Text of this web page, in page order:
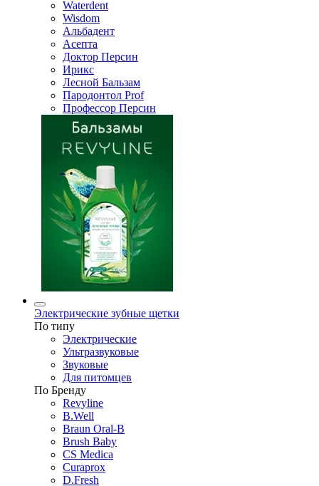
Waterdent
Wisdom
Альбадент
Асепта
Доктор Персин
Ирикс
Лесной Бальзам
Пародонтол Prof
Профессор Персин
Электрические зубные щетки
По типу
Электрические
Ультразвуковые
Звуковые
Для питомцев
По Бренду
Revyline
B.Well
Braun Oral-B
Brush Baby
CS Medica
Curaprox
D.Fresh